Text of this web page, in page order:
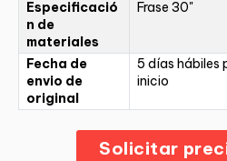
Especificació
n de
materiales
Frase 30"
Fecha de
envio de
original
5 días hábiles
inicio
Solicitar